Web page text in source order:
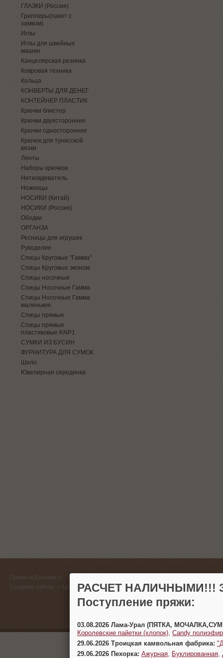
ГЛАЗКИ (Россия)
Грипперы(пакет с
замком)
Иглы
Иглы для швейных
машин
Канцелярская резинка
Ковровая техника
Кольца
КОНВЕРТЫ ДЛЯ ДЕНЕГ
КОНТЕЙНЕР ПЛАСТИК
Крючки блистер
Крючки двухсторонние
Крючки односторонние
Крючок для тунисской
вязки
Ленты
Наборы крючков
Нитковдеватель
Ножницы
НОСИКИ (Китай)
НОСИКИ (Россия)
Ободки
ОРГАНЗА
Ресницы для игрушек
Рукоделие
Спицы Круговые "Гамма"
Спицы Круговые эконом.
Спицы носочные
Спицы Носочные Гамма
Спицы Носочные Гамма
маленькие
Спицы прямые
Спицы прямые
пластиковые KNP1
СУМКИ ИЗ БУСИН
ФУРНИТУРА ДЛЯ СУМОК
Шило
Ювелирная серединка
Пряжа на Есенина ©
Создание сайтов
(383)
г.
РАСЧЕТ НАЛИЧНЫМИ!!!
Поступление пряжи:
03.08.2026 Лама-Урал (ПЯТКА,
Королевские пайетки (хлопок) Candy
29.06.2026 Троицкая камвольная фабрика:
29.06.2026 Пехорка: Ажурная Буклированная